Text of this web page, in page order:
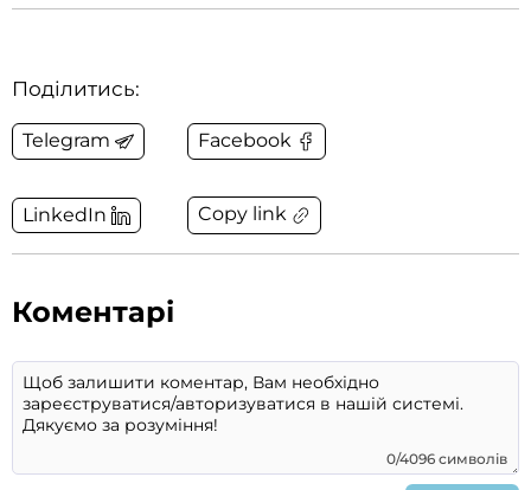
Поділитись:
Telegram Facebook
LinkedIn Copy link
Коментарі
0/4096 символів